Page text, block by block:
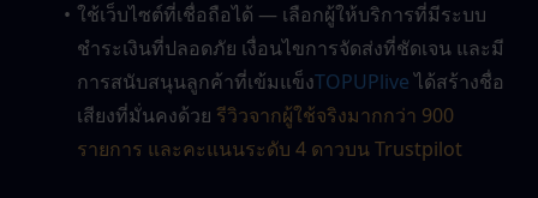
ใช้เว็บไซต์ที่เชื่อถือได้ — เลือกผู้ให้บริการที่มีระบบ
ชำระเงินที่ปลอดภัย เงื่อนไขการจัดส่งที่ชัดเจน และมี
การสนับสนุนลูกค้าที่เข้มแข็งTOPUPlive ได้สร้างชื่อ
เสียงที่มั่นคงด้วย รีวิวจากผู้ใช้จริงมากกว่า 900
รายการ และคะแนนระดับ 4 ดาวบน Trustpilot